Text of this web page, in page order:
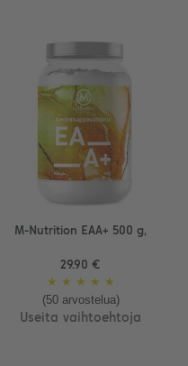
M-Nutrition EAA+ 500 g,
29.90 €
★ ★ ★ ★ ★
(50 arvostelua)
Useita vaihtoehtoja